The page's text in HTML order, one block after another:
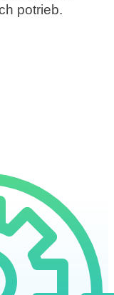
potrieb.